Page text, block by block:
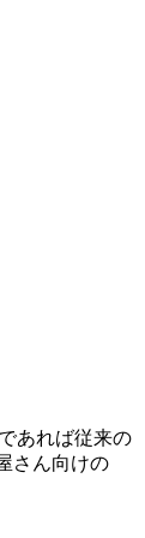
あれば従来の
さん向けの